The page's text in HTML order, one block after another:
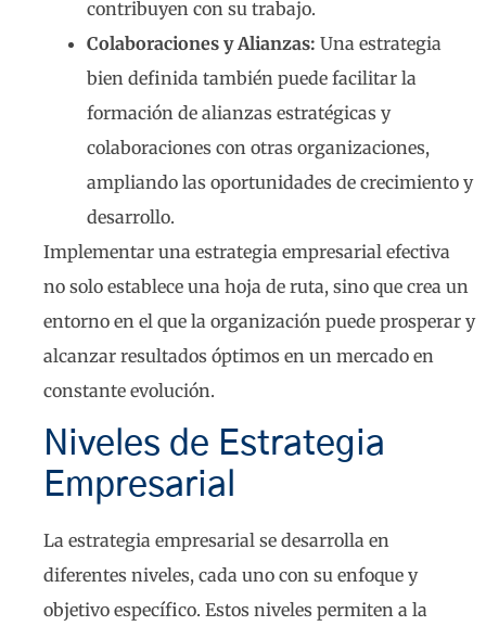
contribuyen con su trabajo.
Colaboraciones y Alianzas: Una estrategia
bien definida también puede facilitar la
formación de alianzas estratégicas y
colaboraciones con otras organizaciones,
ampliando las oportunidades de crecimiento y
desarrollo.
Implementar una estrategia empresarial efectiva
no solo establece una hoja de ruta, sino que crea un
entorno en el que la organización puede prosperar y
alcanzar resultados óptimos en un mercado en
constante evolución.
Niveles de Estrategia
Empresarial
La estrategia empresarial se desarrolla en
diferentes niveles, cada uno con su enfoque y
objetivo específico. Estos niveles permiten a la